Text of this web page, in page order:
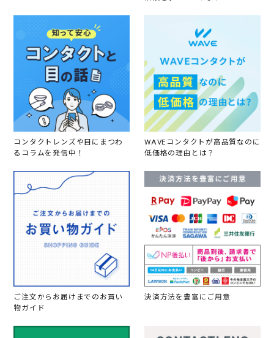
コンタクトレンズや目にまつわ
るコラムを発信中！
WAVEコンタクトが高品質なのに
低価格の理由とは？
ご注文からお届けまでのお買い
物ガイド
決済方法を豊富にご用意